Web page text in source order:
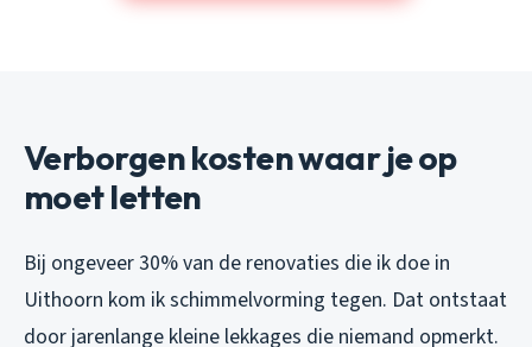
Verborgen kosten waar je op
moet letten
Bij ongeveer 30% van de renovaties die ik doe in
Uithoorn kom ik schimmelvorming tegen. Dat ontstaat
door jarenlange kleine lekkages die niemand opmerkt.